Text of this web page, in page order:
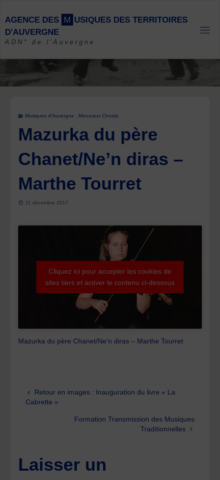
content
AGENCE DES M USIQUES DES TERRITOIRES
D'AUVERGNE
ADN* de l'Auvergne
Musiques d'Auvergne : Morceaux Choisis
Mazurka du père
Chanet/Ne’n diras –
Marthe Tourret
11 décembre 2017
Cliquez ici pour accepter les cookies de
sites tiers et activer le contenu ci-dessous
Mazurka du père Chanet/Ne’n diras – Marthe Tourret
Retour en images : Inauguration du livre « La
Cabrette »
Formation Transmission des Musiques
Traditionnelles
Laisser un